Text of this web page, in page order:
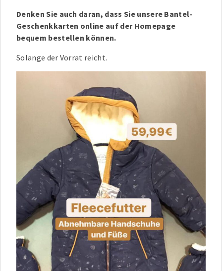
Denken Sie auch daran, dass Sie unsere Bantel-
Geschenkkarten online auf der Homepage
bequem bestellen können.
Solange der Vorrat reicht.